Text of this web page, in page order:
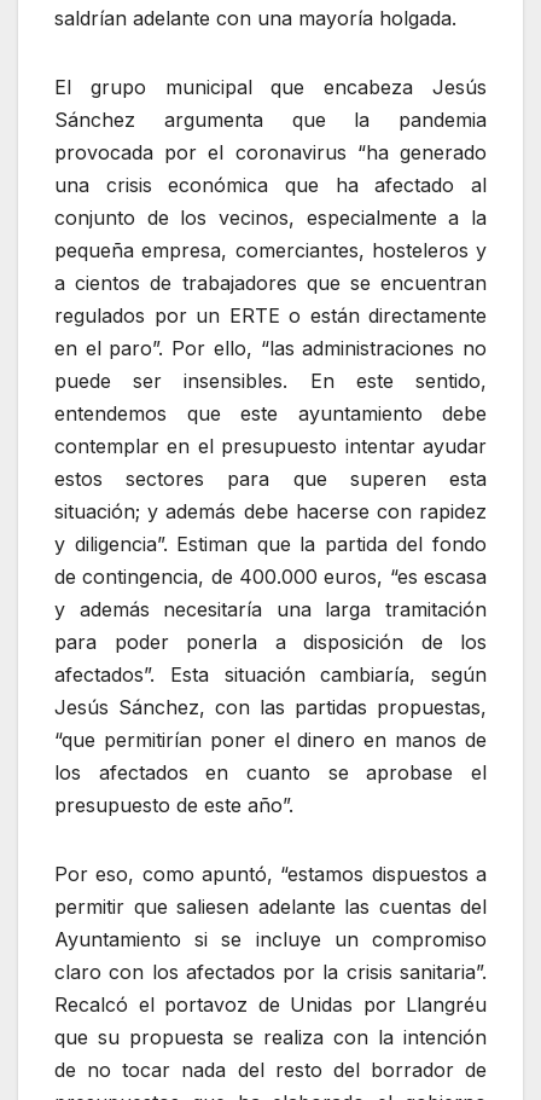
saldrían adelante con una mayoría holgada.
El grupo municipal que encabeza Jesús
Sánchez argumenta que la pandemia
provocada por el coronavirus “ha generado
una crisis económica que ha afectado al
conjunto de los vecinos, especialmente a la
pequeña empresa, comerciantes, hosteleros y
a cientos de trabajadores que se encuentran
regulados por un ERTE o están directamente
en el paro”. Por ello, “las administraciones no
puede ser insensibles. En este sentido,
entendemos que este ayuntamiento debe
contemplar en el presupuesto intentar ayudar
estos sectores para que superen esta
situación; y además debe hacerse con rapidez
y diligencia”. Estiman que la partida del fondo
de contingencia, de 400.000 euros, “es escasa
y además necesitaría una larga tramitación
para poder ponerla a disposición de los
afectados”. Esta situación cambiaría, según
Jesús Sánchez, con las partidas propuestas,
“que permitirían poner el dinero en manos de
los afectados en cuanto se aprobase el
presupuesto de este año”.
Por eso, como apuntó, “estamos dispuestos a
permitir que saliesen adelante las cuentas del
Ayuntamiento si se incluye un compromiso
claro con los afectados por la crisis sanitaria”.
Recalcó el portavoz de Unidas por Llangréu
que su propuesta se realiza con la intención
de no tocar nada del resto del borrador de